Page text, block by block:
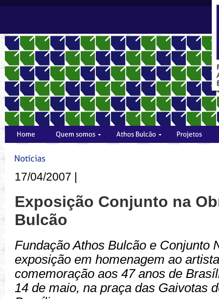
17/04/2007 |
Exposição Conjunto na
Bulcão
Fundação Athos Bulcão e Conjunto
exposição em homenagem ao
comemoração aos 47 anos de
14 de maio, na praça das Gaivotas